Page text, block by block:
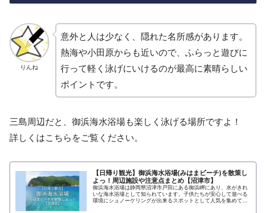
りんね
意外と人は少なく、隠れた名所感があります。
熱海や小田原からも近いので、ふらっと遊びに
行って軽く泳げにいけるのが最高に素晴らしい
ポイントです。
三島周辺だと、御浜海水浴場も楽しく泳げる場所ですよ！
詳しくはこちらをご覧ください。
【日帰り観光】御浜海水浴場(みはまビーチ)を散策し
よっ！周辺施設や注意点まとめ【沼津市】
御浜海水浴場は静岡県沼津市戸田にある御浜岬にあり、水がきれ
いな海水浴場として知られています。子供たちが安心して遊べる
環境にシュノーケリングが出来るスポットとして人気を集めてい